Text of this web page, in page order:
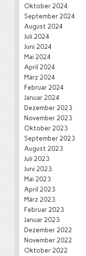
Oktober 2024
September 2024
August 2024
Juli 2024
Juni 2024
Mai 2024
April 2024
März 2024
Februar 2024
Januar 2024
Dezember 2023
November 2023
Oktober 2023
September 2023
August 2023
Juli 2023
Juni 2023
Mai 2023
April 2023
März 2023
Februar 2023
Januar 2023
Dezember 2022
November 2022
Oktober 2022